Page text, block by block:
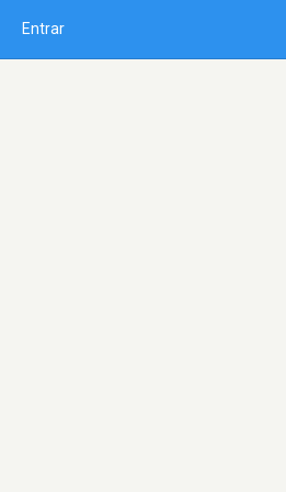
Entrar